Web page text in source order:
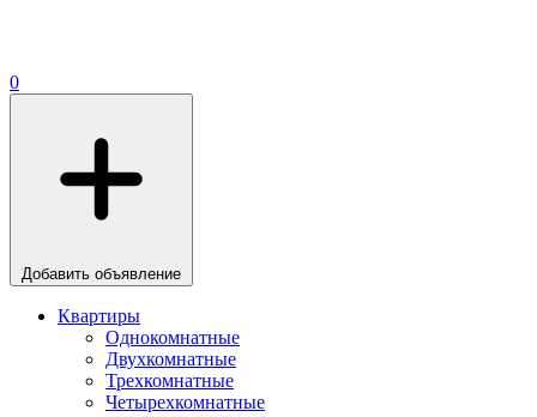
0
Добавить объявление
Квартиры
Однокомнатные
Двухкомнатные
Трехкомнатные
Четырехкомнатные